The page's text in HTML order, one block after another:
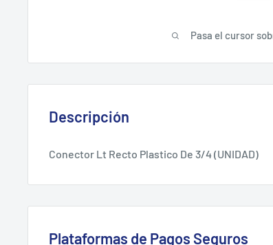
Pasa el cursor
Descripción
Conector Lt Recto Plastico De 3/4 (UNIDAD)
Plataformas de Pagos Seguros